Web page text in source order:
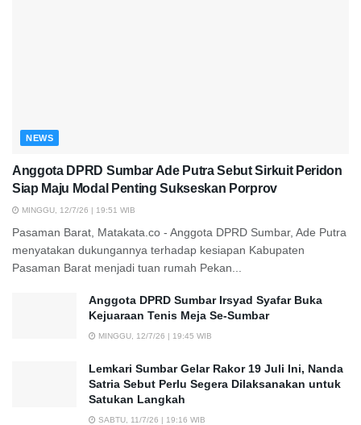
NEWS
Anggota DPRD Sumbar Ade Putra Sebut Sirkuit Peridon
Siap Maju Modal Penting Sukseskan Porprov
MINGGU, 12/7/26 | 19:51 WIB
Pasaman Barat, Matakata.co - Anggota DPRD Sumbar, Ade Putra
menyatakan dukungannya terhadap kesiapan Kabupaten
Pasaman Barat menjadi tuan rumah Pekan...
Anggota DPRD Sumbar Irsyad Syafar Buka
Kejuaraan Tenis Meja Se-Sumbar
MINGGU, 12/7/26 | 19:45 WIB
Lemkari Sumbar Gelar Rakor 19 Juli Ini, Nanda
Satria Sebut Perlu Segera Dilaksanakan untuk
Satukan Langkah
SABTU, 11/7/26 | 19:16 WIB